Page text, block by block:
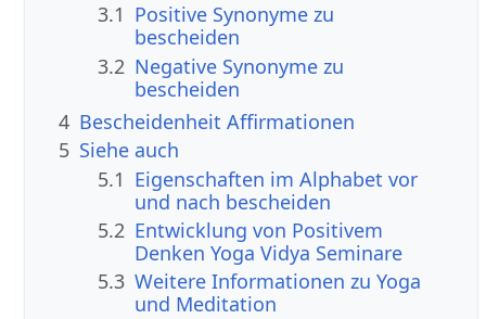
3.1 Positive Synonyme zu
bescheiden
3.2 Negative Synonyme zu
bescheiden
4 Bescheidenheit Affirmationen
5 Siehe auch
5.1 Eigenschaften im Alphabet vor
und nach bescheiden
5.2 Entwicklung von Positivem
Denken Yoga Vidya Seminare
5.3 Weitere Informationen zu Yoga
und Meditation